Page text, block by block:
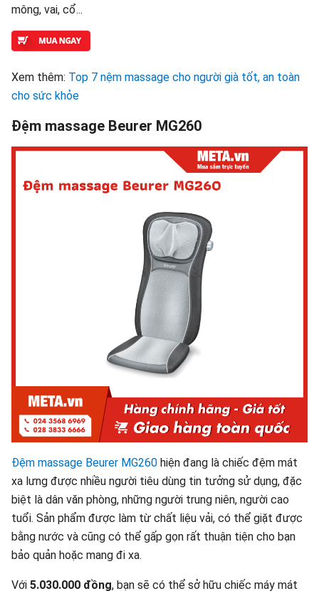
mông, vai, cổ...
Xem thêm: Top 7 nệm massage cho người già tốt, an toàn
cho sức khỏe
Đệm massage Beurer MG260
Đệm massage Beurer MG260 hiện đang là chiếc đệm mát
xa lưng được nhiều người tiêu dùng tin tưởng sử dụng, đặc
biệt là dân văn phòng, những người trung niên, người cao
tuổi. Sản phẩm được làm từ chất liệu vải, có thể giặt được
bằng nước và cũng có thể gấp gọn rất thuận tiện cho bạn
bảo quản hoặc mang đi xa.
Với 5.030.000 đồng, bạn sẽ có thể sở hữu chiếc máy mát